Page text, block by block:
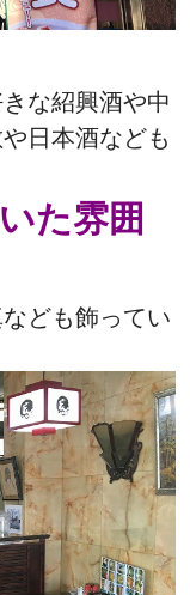
な紹興酒や中
日本酒なども
た雰囲
ども飾ってい